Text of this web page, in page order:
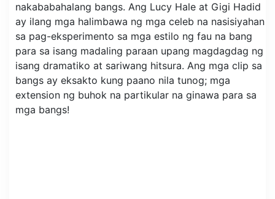
nakababahalang bangs. Ang Lucy Hale at Gigi Hadid
ay ilang mga halimbawa ng mga celeb na nasisiyahan
sa pag-eksperimento sa mga estilo ng fau na bang
para sa isang madaling paraan upang magdagdag ng
isang dramatiko at sariwang hitsura. Ang mga clip sa
bangs ay eksakto kung paano nila tunog; mga
extension ng buhok na partikular na ginawa para sa
mga bangs!